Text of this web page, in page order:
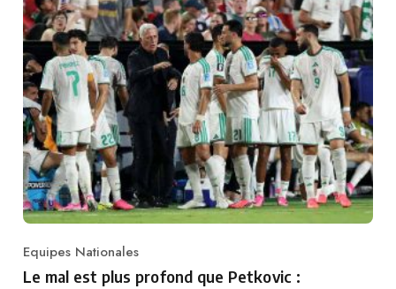
Category
Equipes Nationales
Le mal est plus profond que Petkovic :